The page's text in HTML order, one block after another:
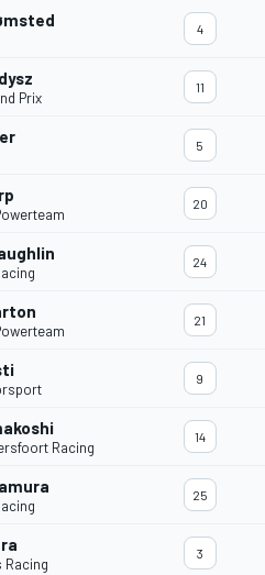
4
Prix
11
5
20
24
21
9
Racing
14
25
Racing
3